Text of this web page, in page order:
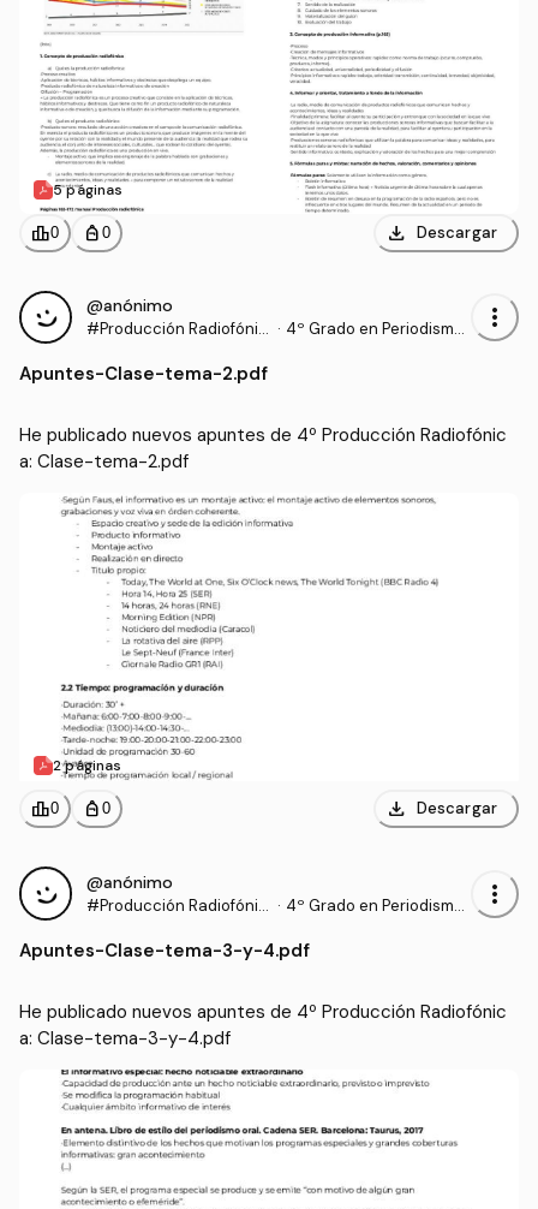
5 páginas
leaderboard0 personal_bag 0 download Descargar
@anónimo
#Producción Radiofónic · 4º Grado en Periodismo
more_vert
Apuntes-Clase-tema-2.pdf
He publicado nuevos apuntes de 4º Producción Radiofónic
a: Clase-tema-2.pdf
2 páginas
leaderboard0 personal_bag 0 download Descargar
@anónimo
#Producción Radiofónic · 4º Grado en Periodismo
more_vert
Apuntes-Clase-tema-3-y-4.pdf
He publicado nuevos apuntes de 4º Producción Radiofónic
a: Clase-tema-3-y-4.pdf